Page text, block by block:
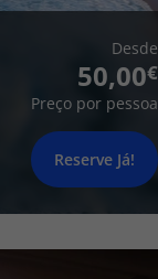
Desde
50,00
Preço por pessoa
Reserve Já!